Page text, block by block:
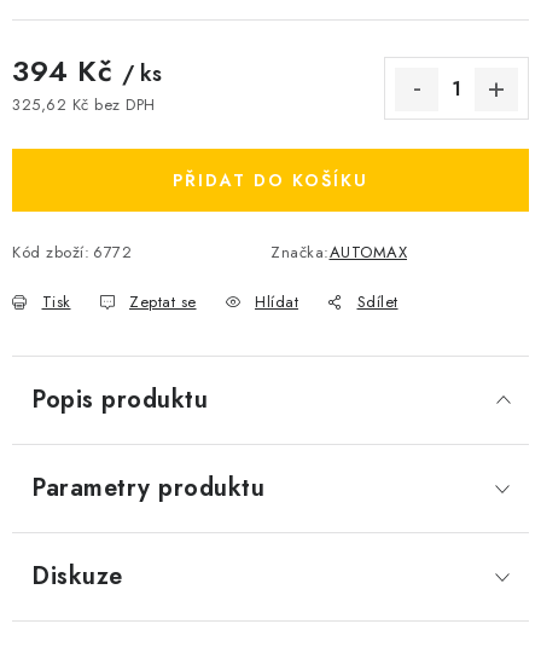
394 Kč / ks
325,62 Kč bez DPH
PŘIDAT DO KOŠÍKU
Kód zboží: 6772 Značka:AUTOMAX
Tisk Zeptat se Hlídat Sdílet
Popis produktu
Parametry produktu
Diskuze